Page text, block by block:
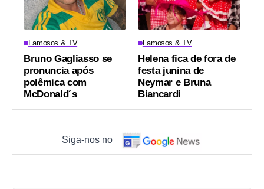
Famosos & TV
Bruno Gagliasso se
pronuncia após
polêmica com
McDonald´s
Famosos & TV
Helena fica de fora de
festa junina de
Neymar e Bruna
Biancardi
Siga-nos no